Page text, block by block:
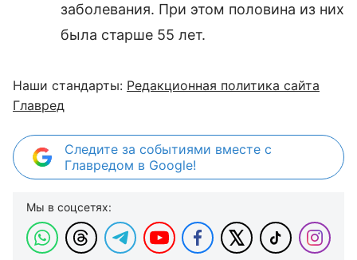
заболевания. При этом половина из них
была старше 55 лет.
Наши стандарты: Редакционная политика сайта
Главред
Следите за событиями вместе с
Главредом в Google!
Мы в соцсетях: